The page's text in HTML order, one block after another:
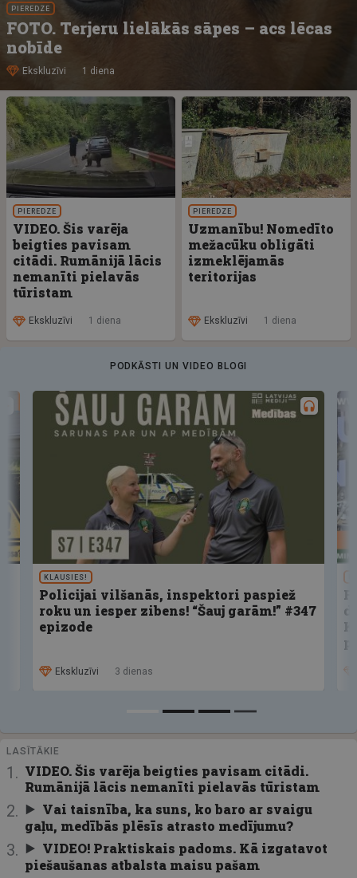
PIEREDZE
FOTO. Terjeru lielākās sāpes – acs lēcas
nobīde
Ekskluzīvi 1 diena
PIEREDZE
VIDEO. Šis varēja
beigties pavisam
citādi. Rumānijā lācis
nemanīti pielavās
tūristam
Ekskluzīvi 1 diena
PIEREDZE
Uzmanību! Nomedīto
mežacūku obligāti
izmeklējamās
teritorijas
Ekskluzīvi 1 diena
PODKĀSTI UN VIDEO BLOGI
KLAUSIES!
Policijai vilšanās, inspektori paspiež
roku un iesper zibens! “Šauj garām!” #347
epizode
Ekskluzīvi 3 dienas
LASĪTĀKIE
VIDEO. Šis varēja beigties pavisam citādi.
Rumānijā lācis nemanīti pielavās tūristam
Vai taisnība, ka suns, ko baro ar svaigu
gaļu, medībās plēsīs atrasto medījumu?
VIDEO! Praktiskais padoms. Kā izgatavot
piešaušanas atbalsta maisu pašam